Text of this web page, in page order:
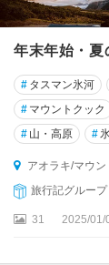
年末年始・
# タスマン氷河
# マウントクック
# 山・高原 #
アオラキ/マウ
旅行記グループ
31 2025/01/